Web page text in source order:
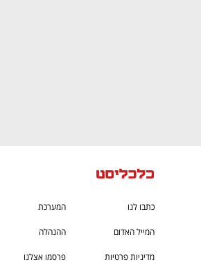
כתבו לנו המערכת
המייל האדום ההנהלה
מדיניות פרטיות פרסמו אצלנו